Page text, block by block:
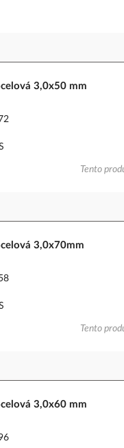
3,0x50 mm
Tento
3,0x70mm
Tento
3,0x60 mm